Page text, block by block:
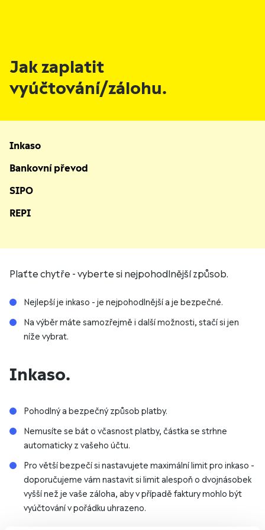
Jak zaplatit
vyúčtování/zálohu.
Inkaso
Bankovní převod
SIPO
REPI
Plaťte chytře - vyberte si nejpohodlnější způsob.
Nejlepší je inkaso - je nejpohodlnější a je bezpečné.
Na výběr máte samozřejmě i další možnosti, stačí si jen
níže vybrat.
Inkaso.
Pohodlný a bezpečný způsob platby.
Nemusíte se bát o včasnost platby, částka se strhne
automaticky z vašeho účtu.
Pro větší bezpečí si nastavujete maximální limit pro inkaso -
doporučujeme vám nastavit si limit alespoň o dvojnásobek
vyšší než je vaše záloha, aby v případě faktury mohlo být
vyúčtování v pořádku uhrazeno.